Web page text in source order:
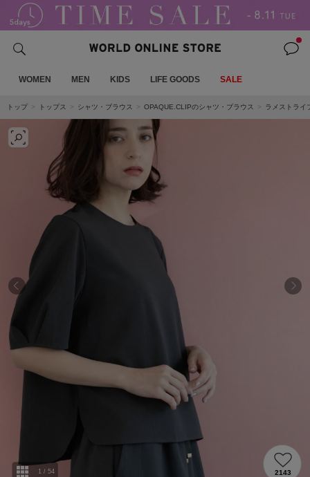
WOMEN MEN KIDS LIFE GOODS SALE
トップ トップス シャツ・ブラウス OPAQUE.CLIPのシャツ・ブラウス ラメストライ
1 / 54 2143